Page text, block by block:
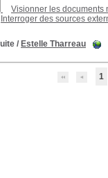
Visionner les documents
Interroger des sources
/ Estelle Tharreau
1